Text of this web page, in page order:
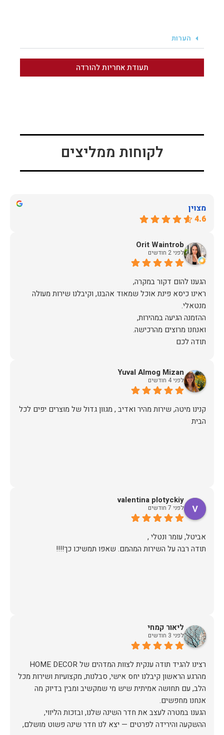
הערות
תעודת אחריות להורדה
לקוחות ממליצים
מצוין
4.6
Orit Waintrob
לפני 2 חודשים
ראינו כיסא פינת אוכל שמאוד אהבנו, וקיבלנו שירות מעולה
תודה לכם
Yuval Almog Mizan
לפני 4 חודשים
קנינו מיטה, שירות מהיר ואדיב , מגוון גדול של מוצרים יפים לכל
הבית
valentina plotyckiy
לפני 7 חודשים
תודה רבה על השירות המהמם. שאפו תמשיכו כך!!!!
ליאור קמחי
לפני 3 חודשים
מהרגע הראשון קיבלנו יחס אישי, סבלנות, מקצועיות ושירות מכל
הלב, עם תחושה אמיתית שיש מי שמקשיב ומבין בדיוק מה
הגענו במטרה לעצב את חדר השינה שלנו, ובזכות הליווי,
ההשקעה והירידה לפרטים — יצא לנו חדר שינה פשוט מושלם,